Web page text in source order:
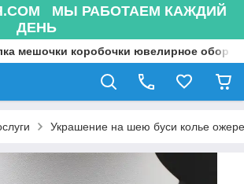
МЫ РАБОТАЕМ КАЖДИЙ
ДЕНЬ
мешочки коробочки ювелирное
Украшение на шею буси колье